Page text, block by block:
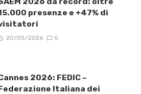
presenze e +47% di
20/05/2026 0
2026: FEDIC –
Italiana dei